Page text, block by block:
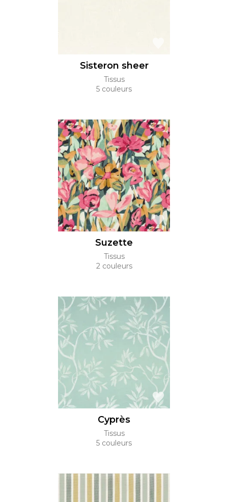
Sisteron sheer
Tissus
5 couleurs
Suzette
Tissus
2 couleurs
Cyprès
Tissus
5 couleurs